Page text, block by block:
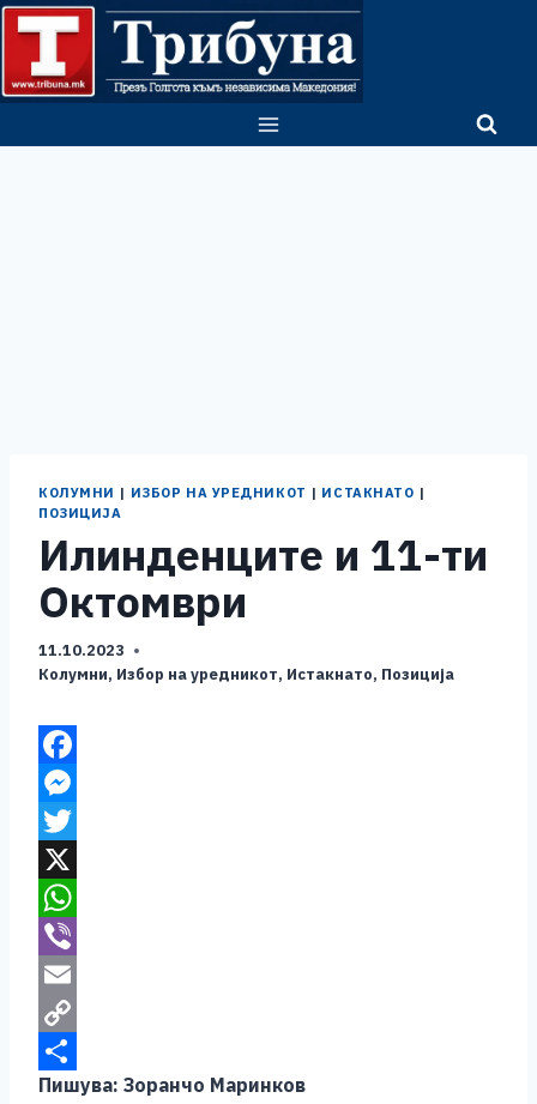
Skip
content
КОЛУМНИ | ИЗБОР НА УРЕДНИКОТ | ИСТАКНАТО |
ПОЗИЦИЈА
Илинденците и 11-ти
Октомври
11.10.2023
Колумни, Избор на уредникот, Истакнато, Позиција
F
a
c
e
b
o
o
k
M
e
s
s
e
n
g
e
T
w
t
t
e
r
X
W
h
a
s
V
b
e
E
m
a
C
o
S
Пишува: Зоранчо Маринков